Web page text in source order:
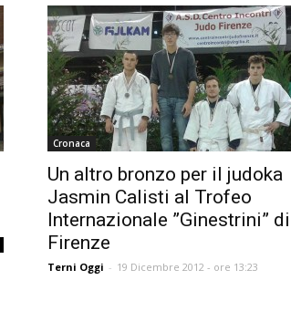
Cronaca
Un altro bronzo per il judoka
Jasmin Calisti al Trofeo
Internazionale ”Ginestrini” di
Firenze
Terni Oggi - 19 Dicembre 2012 - ore 13:23